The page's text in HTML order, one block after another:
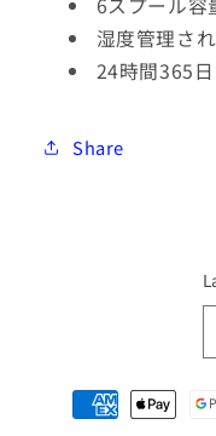
ョ
ン
ョ
ン
6スプール容
湿度管理さ
24時間365
Share
Payment
methods